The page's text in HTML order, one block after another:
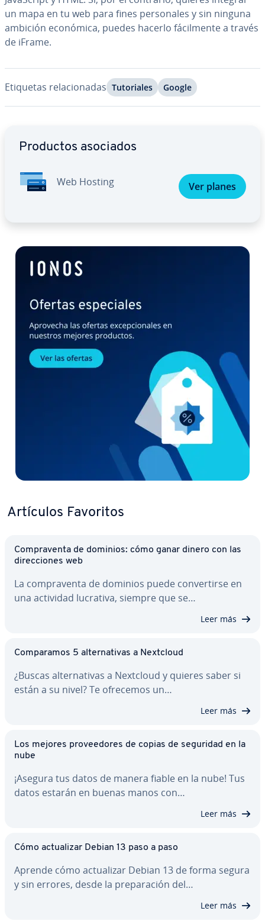
un mapa en tu web para fines pe­r­so­na­les y sin ninguna
ambición económica, puedes hacerlo fá­ci­l­me­n­te a través
de iFrame.
Etiquetas re­la­cio­na­das Tu­to­ria­les Google
Productos asociados
Web Hosting Ver planes
Artículos Favoritos
Co­m­pra­ve­n­ta de dominios: cómo ganar dinero con las
di­re­c­cio­nes web
La co­m­pra­ve­n­ta de dominios puede co­n­ve­r­ti­r­se en
una actividad lucrativa, siempre que se…
Leer más
Co­m­pa­ra­mos 5 al­te­r­na­ti­vas a Nextcloud
¿Buscas al­te­r­na­ti­vas a Nextcloud y quieres saber si
están a su nivel? Te ofrecemos un…
Leer más
Los mejores pro­vee­do­res de copias de seguridad en la
nube
¡Asegura tus datos de manera fiable en la nube! Tus
datos estarán en buenas manos con…
Leer más
Cómo ac­tua­li­zar Debian 13 paso a paso
Aprende cómo ac­tua­li­zar Debian 13 de forma segura
y sin errores, desde la pre­pa­ra­ción del…
Leer más